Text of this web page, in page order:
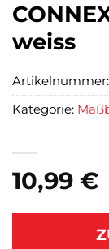
weiss
10,99 €
Artikelnummer:
Kategorie: